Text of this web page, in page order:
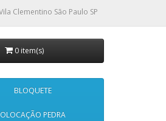
Clementino São Paulo SP
0 item(s)
BLOQUETE
PEDRA